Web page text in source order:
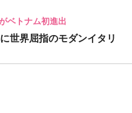
ベトナム初進出
世界屈指のモダンイタリ